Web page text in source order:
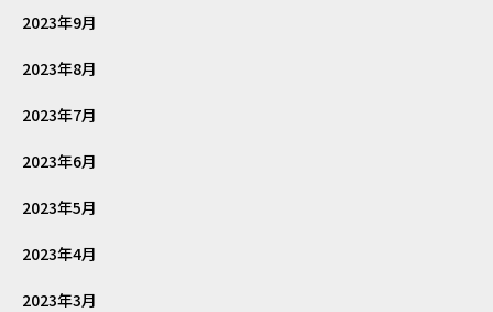
2023年9月
2023年8月
2023年7月
2023年6月
2023年5月
2023年4月
2023年3月